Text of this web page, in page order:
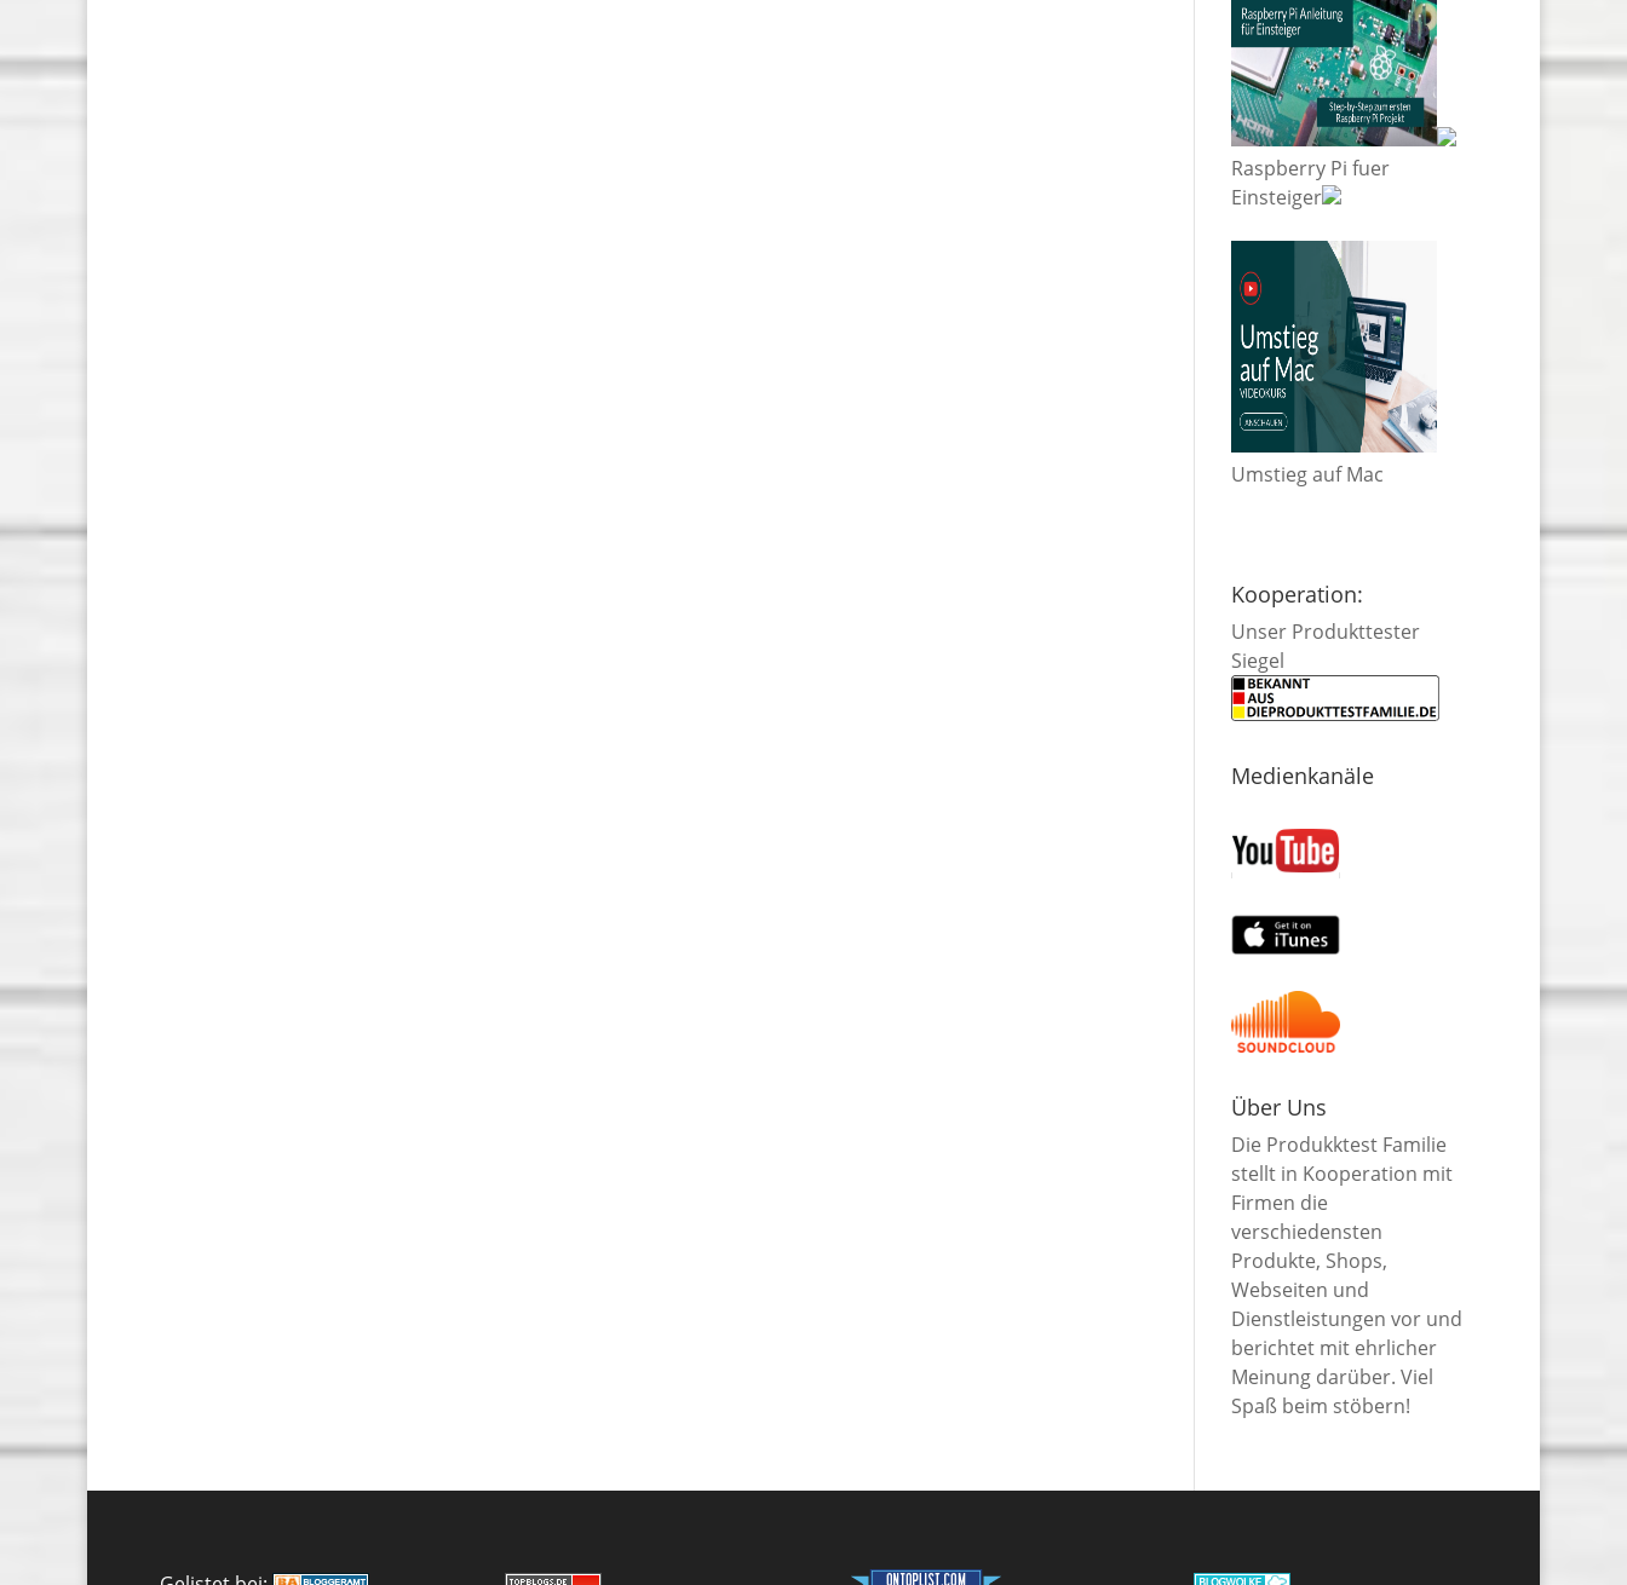
Raspberry Pi fuer
Einsteiger
Umstieg auf Mac
Kooperation:
Unser Produkttester
Siegel
Medienkanäle
Über Uns
Die Produkktest Familie
stellt in Kooperation mit
Firmen die
verschiedensten
Produkte, Shops,
Webseiten und
Dienstleistungen vor und
berichtet mit ehrlicher
Meinung darüber. Viel
Spaß beim stöbern!